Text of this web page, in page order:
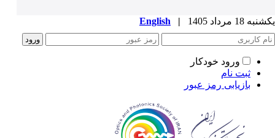
18 مرداد 1405 |
English
ورود خودکار
ثبت نام
بازیابی رمز عبور